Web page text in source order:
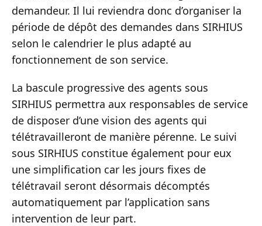
demandeur. Il lui reviendra donc d’organiser la
période de dépôt des demandes dans SIRHIUS
selon le calendrier le plus adapté au
fonctionnement de son service.
La bascule progressive des agents sous
SIRHIUS permettra aux responsables de service
de disposer d’une vision des agents qui
télétravailleront de manière pérenne. Le suivi
sous SIRHIUS constitue également pour eux
une simplification car les jours fixes de
télétravail seront désormais décomptés
automatiquement par l’application sans
intervention de leur part.